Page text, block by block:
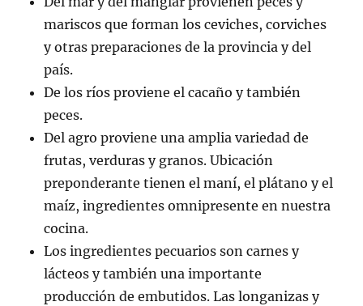
mariscos que forman los ceviches, corviches
y otras preparaciones de la provincia y del
país.
De los ríos proviene el cacaño y también
peces.
Del agro proviene una amplia variedad de
frutas, verduras y granos. Ubicación
preponderante tienen el maní, el plátano y el
maíz, ingredientes omnipresente en nuestra
cocina.
Los ingredientes pecuarios son carnes y
lácteos y también una importante
producción de embutidos. Las longanizas y